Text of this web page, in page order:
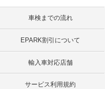
車検までの流れ
EPARK割引について
輸入車対応店舗
サービス利用規約